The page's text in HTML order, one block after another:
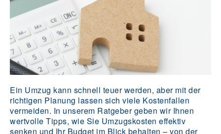
Ein Umzug kann schnell teuer werden, aber mit der
richtigen Planung lassen sich viele Kostenfallen
vermeiden. In unserem Ratgeber geben wir Ihnen
wertvolle Tipps, wie Sie Umzugskosten effektiv
senken und Ihr Budget im Blick behalten – von der